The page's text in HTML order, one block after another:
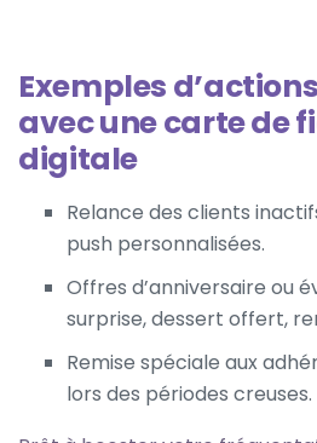
Exemples
avec une carte de
digitale
Relance des clients
push personnalisées.
Offres d’anniversaire ou
surprise, dessert offert,
Remise spéciale aux
lors des périodes creuses.